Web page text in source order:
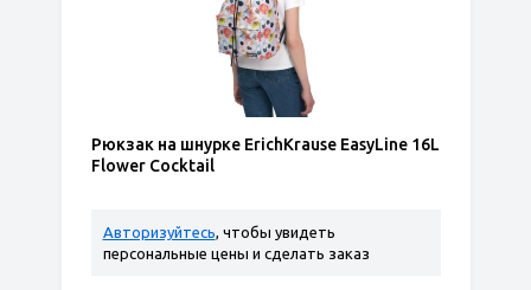
Рюкзак на шнурке ErichKrause EasyLine 16L
Flower Cocktail
Авторизуйтесь, чтобы увидеть
персональные цены и сделать заказ